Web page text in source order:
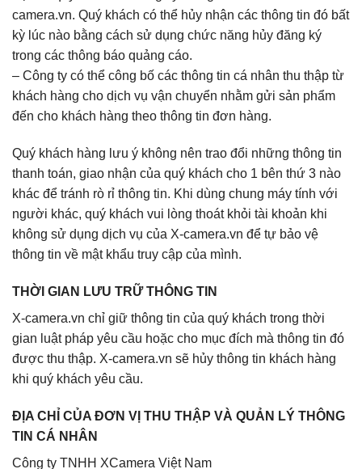
camera.vn. Quý khách có thể hủy nhận các thông tin đó bất
kỳ lúc nào bằng cách sử dụng chức năng hủy đăng ký
trong các thông báo quảng cáo.
– Công ty có thể công bố các thông tin cá nhân thu thập từ
khách hàng cho dịch vụ vận chuyển nhằm gửi sản phẩm
đến cho khách hàng theo thông tin đơn hàng.
Quý khách hàng lưu ý không nên trao đổi những thông tin
thanh toán, giao nhận của quý khách cho 1 bên thứ 3 nào
khác để tránh rò rỉ thông tin. Khi dùng chung máy tính với
người khác, quý khách vui lòng thoát khỏi tài khoản khi
không sử dụng dịch vụ của X-camera.vn để tự bảo vệ
thông tin về mật khẩu truy cập của mình.
THỜI GIAN LƯU TRỮ THÔNG TIN
X-camera.vn chỉ giữ thông tin của quý khách trong thời
gian luật pháp yêu cầu hoặc cho mục đích mà thông tin đó
được thu thập. X-camera.vn sẽ hủy thông tin khách hàng
khi quý khách yêu cầu.
ĐỊA CHỈ CỦA ĐƠN VỊ THU THẬP VÀ QUẢN LÝ THÔNG
TIN CÁ NHÂN
Công ty TNHH XCamera Việt Nam